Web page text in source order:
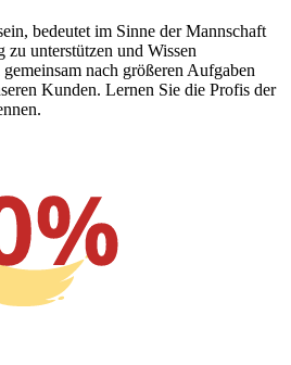
bedeutet im Sinne der Mannschaft
zu unterstützen und Wissen
nach größeren Aufgaben
Kunden. Lernen Sie die Profis der